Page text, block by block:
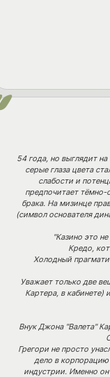
54 года, но выглядит
серые глаза цвета
слабости и
предпочитает
брака. На мизинце
(символ основателя
"Казино это
Кредо,
Холодный
Уважает только две
Картера, в
Внук Джона "Валета"
Грегори не просто
дело в
индустрии. Именно